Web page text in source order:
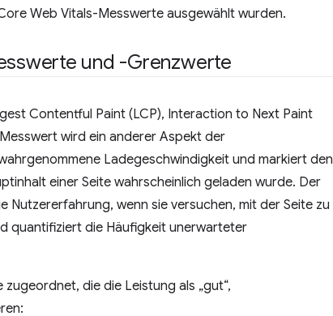
Web Vitals-Messwerte ausgewählt wurden.
und -Grenzwerte
Contentful Paint (LCP), Interaction to Next Paint
wird ein anderer Aspekt der
Ladegeschwindigkeit und markiert den
einer Seite wahrscheinlich geladen wurde. Der
Nutzererfahrung, wenn sie versuchen, mit der Seite zu
quantifiziert die Häufigkeit unerwarteter
die die Leistung als „gut“,